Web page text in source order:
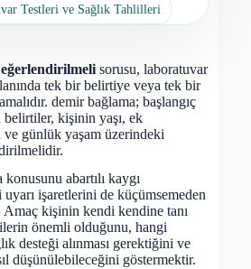
Testleri ve Sağlık Tahlilleri
sorusu, laboratuvar
tek bir belirtiye veya tek bir
demir bağlama; başlangıç
belirtiler, kişinin yaşı, ek
ve günlük yaşam üzerindeki
abartılı kaygı
işaretlerini de küçümsemeden
Amaç kişinin kendi kendine tanı
önemli olduğunu, hangi
desteği alınması gerektiğini ve
düşünülebileceğini göstermektir.